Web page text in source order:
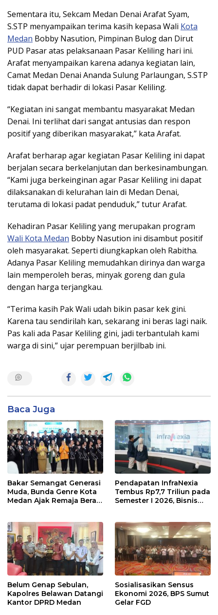
Sementara itu, Sekcam Medan Denai Arafat Syam,
S.STP menyampaikan terima kasih kepasa Wali Kota
Medan Bobby Nasution, Pimpinan Bulog dan Dirut
PUD Pasar atas pelaksanaan Pasar Keliling hari ini.
Arafat menyampaikan karena adanya kegiatan lain,
Camat Medan Denai Ananda Sulung Parlaungan, S.STP
tidak dapat berhadir di lokasi Pasar Keliling.
“Kegiatan ini sangat membantu masyarakat Medan
Denai. Ini terlihat dari sangat antusias dan respon
positif yang diberikan masyarakat,” kata Arafat.
Arafat berharap agar kegiatan Pasar Keliling ini dapat
berjalan secara berkelanjutan dan berkesinambungan.
“Kami juga berkeinginan agar Pasar Keliling ini dapat
dilaksanakan di kelurahan lain di Medan Denai,
terutama di lokasi padat penduduk,” tutur Arafat.
Kehadiran Pasar Keliling yang merupakan program
Wali Kota Medan Bobby Nasution ini disambut positif
oleh masyarakat. Seperti diungkapkan oleh Rabitha.
Adanya Pasar Keliling memudahkan dirinya dan warga
lain memperoleh beras, minyak goreng dan gula
dengan harga terjangkau.
“Terima kasih Pak Wali udah bikin pasar kek gini.
Karena tau sendirilah kan, sekarang ini beras lagi naik.
Pas kali ada Pasar Keliling gini, jadi terbantulah kami
warga di sini,” ujar perempuan berjilbab ini.
Baca Juga
Bakar Semangat Generasi
Muda, Bunda Genre Kota
Medan Ajak Remaja Berani
Pendapatan InfraNexia
Tembus Rp7,7 Triliun pada
Semester I 2026, Bisnis
Belum Genap Sebulan,
Kapolres Belawan Datangi
Kantor DPRD Medan
Sosialisasikan Sensus
Ekonomi 2026, BPS Sumut
Gelar FGD